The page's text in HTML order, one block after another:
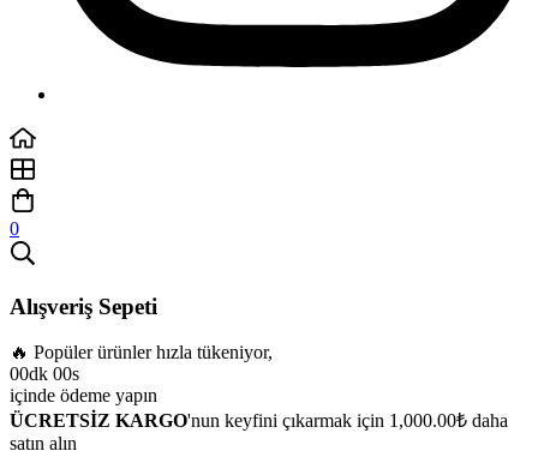
0
Alışveriş Sepeti
🔥 Popüler ürünler hızla tükeniyor,
00dk 00s
içinde ödeme yapın
ÜCRETSİZ KARGO'nun keyfini çıkarmak için 1,000.00₺ daha
satın alın